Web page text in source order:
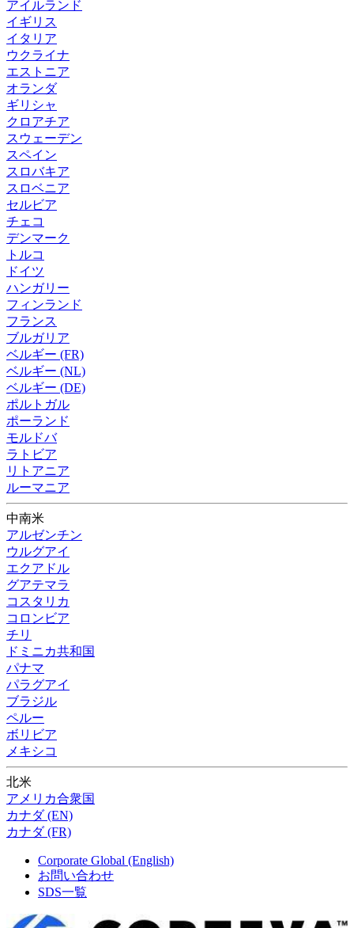
アイルランド
イギリス
イタリア
ウクライナ
エストニア
オランダ
ギリシャ
クロアチア
スウェーデン
スペイン
スロバキア
スロベニア
セルビア
チェコ
デンマーク
トルコ
ドイツ
ハンガリー
フィンランド
フランス
ブルガリア
ベルギー (FR)
ベルギー (NL)
ベルギー (DE)
ポルトガル
ポーランド
モルドバ
ラトビア
リトアニア
ルーマニア
中南米
アルゼンチン
ウルグアイ
エクアドル
グアテマラ
コスタリカ
コロンビア
チリ
ドミニカ共和国
パナマ
パラグアイ
ブラジル
ペルー
ボリビア
メキシコ
北米
アメリカ合衆国
カナダ (EN)
カナダ (FR)
Corporate Global (English)
お問い合わせ
SDS一覧